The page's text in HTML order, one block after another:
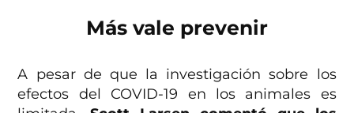
Más vale prevenir
A pesar de que la investigación sobre los
efectos del COVID-19 en los animales es